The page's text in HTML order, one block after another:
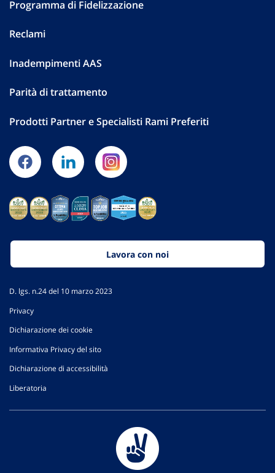
Programma di Fidelizzazione
Reclami
Inadempimenti AAS
Parità di trattamento
Prodotti Partner e Specialisti Rami Preferiti
Lavora con noi
D. lgs. n.24 del 10 marzo 2023
Privacy
Dichiarazione dei cookie
Informativa Privacy del sito
Dichiarazione di accessibilità
Liberatoria